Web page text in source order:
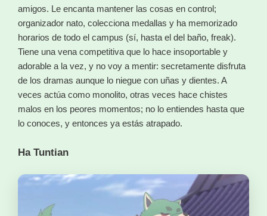
amigos. Le encanta mantener las cosas en control;
organizador nato, colecciona medallas y ha memorizado
horarios de todo el campus (sí, hasta el del baño, freak).
Tiene una vena competitiva que lo hace insoportable y
adorable a la vez, y no voy a mentir: secretamente disfruta
de los dramas aunque lo niegue con uñas y dientes. A
veces actúa como monolito, otras veces hace chistes
malos en los peores momentos; no lo entiendes hasta que
lo conoces, y entonces ya estás atrapado.
Ha Tuntian